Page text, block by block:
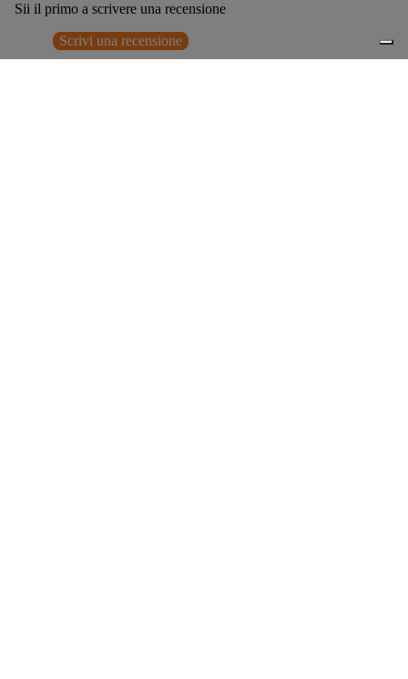
Sii il primo a scrivere una recensione
Scrivi una recensione